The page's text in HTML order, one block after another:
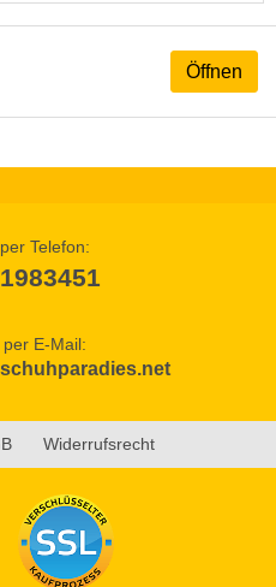
Öffnen
Telefon:
E-Mail:
Widerrufsrecht